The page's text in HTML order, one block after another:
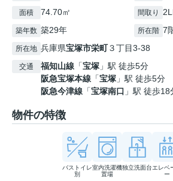
面積 74.70㎡ 間取り
築年数 築29年 所在階 7
所在地 兵庫県宝塚市栄町３丁目3-38
交通 福知山線 「宝塚 」駅 徒歩5分
阪急宝塚本線 「宝塚 」駅 徒歩5分
阪急今津線 「宝塚南口 」駅 徒歩18
物件の特徴
バストイレ
別
室内洗濯機
置場
独立洗面台エレベ
ー